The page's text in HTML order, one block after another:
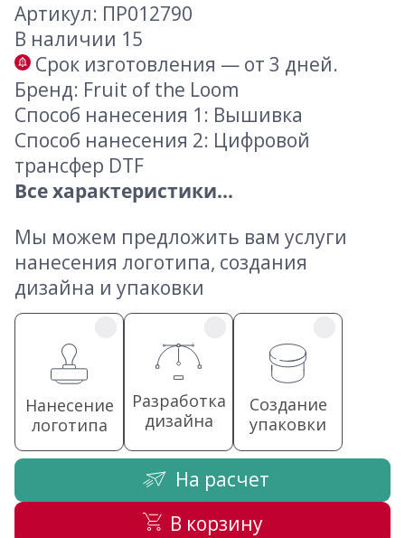
Артикул: ПР012790
В наличии 15
Срок изготовления — от 3 дней.
Бренд: Fruit of the Loom
Способ нанесения 1: Вышивка
Способ нанесения 2: Цифровой
трансфер DTF
Все характеристики...
Мы можем предложить вам услуги
нанесения логотипа, создания
дизайна и упаковки
Нанесение
логотипа
Разработка
дизайна
Создание
упаковки
На расчет
В корзину